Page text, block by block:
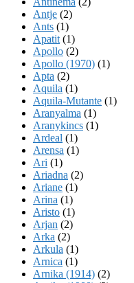
Antje (2)
Ants (1)
Apatit (1)
Apollo (2)
Apollo (1970) (1)
Apta (2)
Aquila (1)
Aquila-Mutante (1)
Aranyalma (1)
Aranykincs (1)
Ardeal (1)
Arensa (1)
Ari (1)
Ariadna (2)
Ariane (1)
Arina (1)
Aristo (1)
Arjan (2)
Arka (2)
Arkula (1)
Arnica (1)
Arnika (1914) (2)